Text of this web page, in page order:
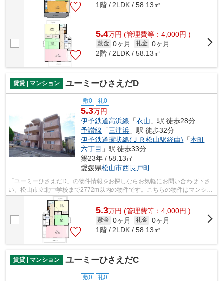
1階 / 2LDK / 58.13㎡
5.4万円 (管理費等：4,000円 )
敷金 0ヶ月 礼金 0ヶ月
2階 / 2LDK / 58.13㎡
賃貸 | マンション ユーミーひさえだD
敷0 礼0
5.3万円
伊予鉄道高浜線 「衣山 」駅 徒歩28分
予讃線 「三津浜 」駅 徒歩32分
伊予鉄道環状線(ＪＲ松山駅経由) 「本町
六丁目 」駅 徒歩33分
築23年 / 58.13㎡
愛媛県松山市西長戸町
「ユーミーひさえだD」の物件情報をお探しならお気軽にお問い合わせ下さ
い。松山市立北中学校まで2772m以内の物件です。こちらの物件はマンショ
ンです。松山市エリアと伊予鉄道高浜線...
5.3万円 (管理費等：4,000円 )
敷金 0ヶ月 礼金 0ヶ月
1階 / 2LDK / 58.13㎡
賃貸 | マンション ユーミーひさえだC
敷0 礼0